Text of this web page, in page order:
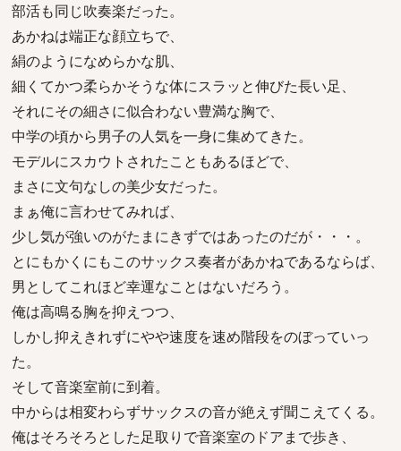
部活も同じ吹奏楽だった。
あかねは端正な顔立ちで、
絹のようになめらかな肌、
細くてかつ柔らかそうな体にスラッと伸びた長い足、
それにその細さに似合わない豊満な胸で、
中学の頃から男子の人気を一身に集めてきた。
モデルにスカウトされたこともあるほどで、
まさに文句なしの美少女だった。
まぁ俺に言わせてみれば、
少し気が強いのがたまにきずではあったのだが・・・。
とにもかくにもこのサックス奏者があかねであるならば、
男としてこれほど幸運なことはないだろう。
俺は高鳴る胸を抑えつつ、
しかし抑えきれずにやや速度を速め階段をのぼっていっ
た。
そして音楽室前に到着。
中からは相変わらずサックスの音が絶えず聞こえてくる。
俺はそろそろとした足取りで音楽室のドアまで歩き、